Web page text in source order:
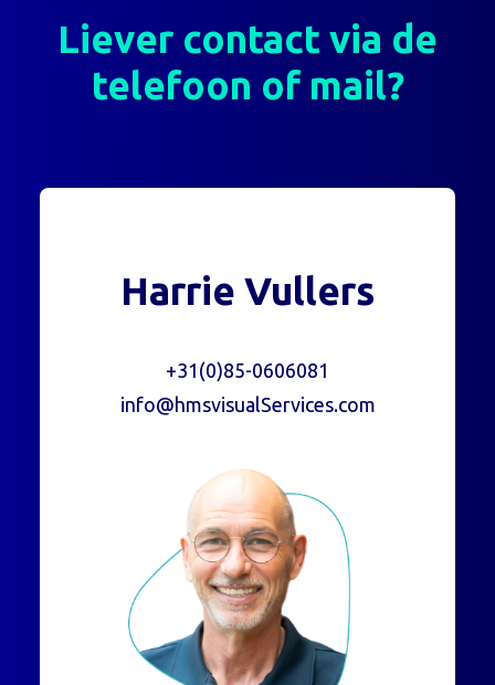
Liever contact via de
telefoon of mail?
Harrie Vullers
+31(0)85-0606081
info@hmsvisualServices.com